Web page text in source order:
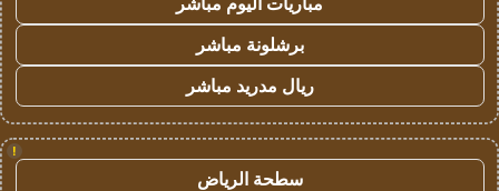
برشلونة مباشر
ريال مدريد مباشر
!
سطحة الرياض